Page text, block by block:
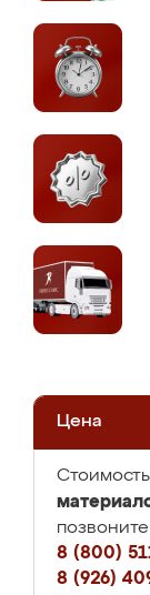
Цена
8 (800)
8 (926)